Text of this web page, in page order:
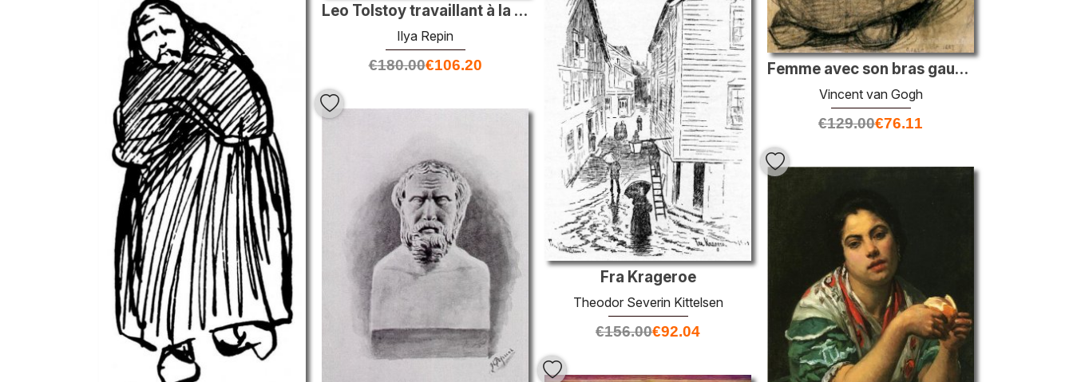
Femme avec son bras gauche élevé
Vincent van Gogh
€129.00€76.11
Leo Tolstoy travaillant à la table ronde
Ilya Repin
€180.00€106.20
Fra Krageroe
Theodor Severin Kittelsen
€156.00€92.04